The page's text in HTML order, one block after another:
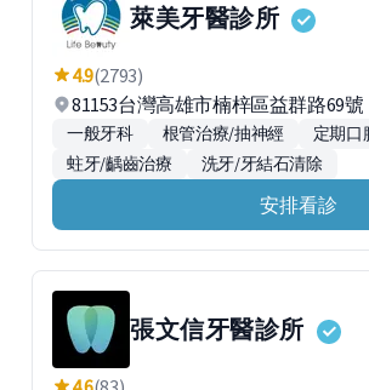
萊美牙醫診所
4.9(2793)
81153台灣高雄市楠梓區益群路69號
一般牙科 根管治療/抽神經
定期口
蛀牙/齲齒治療
洗牙/牙結石清除
安排看診
張文信牙醫診所